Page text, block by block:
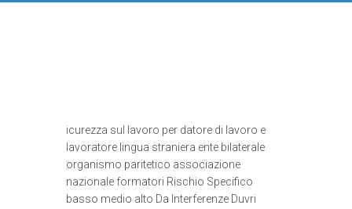
icurezza sul lavoro per datore di lavoro e
lavoratore lingua straniera ente bilaterale
organismo paritetico associazione
nazionale formatori Rischio Specifico
basso medio alto Da Interferenze Duvri